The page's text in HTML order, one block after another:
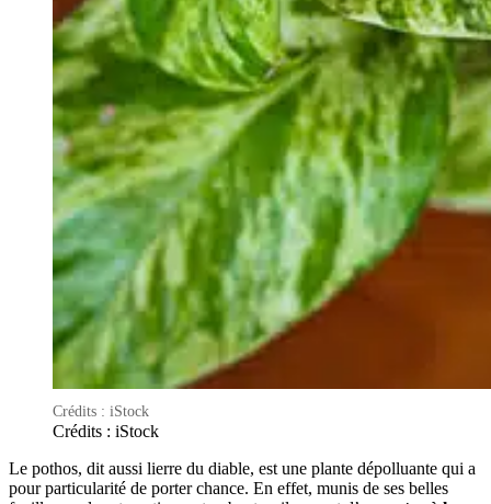
Crédits : iStock
Crédits : iStock
Le pothos, dit aussi lierre du diable, est une plante dépolluante qui a
pour particularité de porter chance. En effet, munis de ses belles